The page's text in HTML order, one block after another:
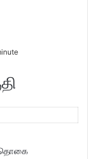
தொகை